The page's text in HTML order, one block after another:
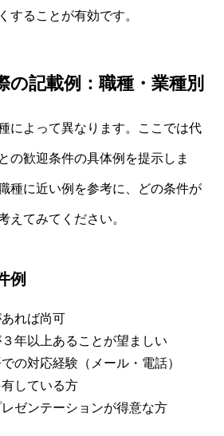
することが有効です。
の記載例：職種・業種別
によって異なります。ここでは代
の歓迎条件の具体例を提示しま
種に近い例を参考に、どの条件が
えてみてください。
例
れば尚可
年以上あることが望ましい
の対応経験（メール・電話）
している方
ゼンテーションが得意な方